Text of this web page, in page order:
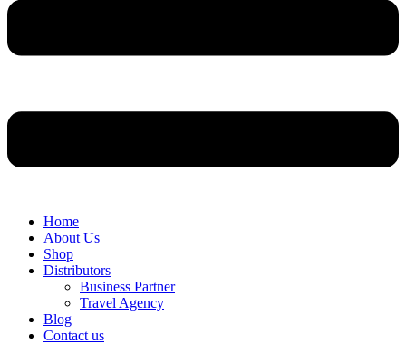
Home
About Us
Shop
Distributors
Business Partner
Travel Agency
Blog
Contact us